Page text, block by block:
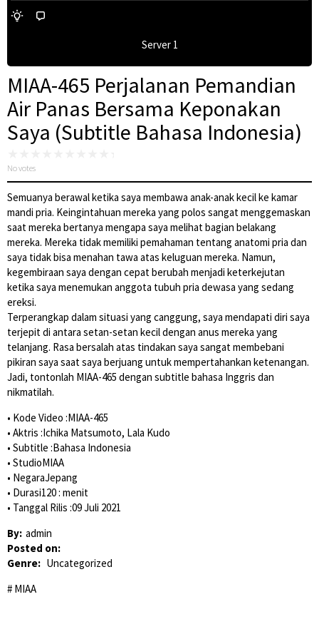
Server 1
MIAA-465 Perjalanan Pemandian
Air Panas Bersama Keponakan
Saya (Subtitle Bahasa Indonesia)
No votes
Semuanya berawal ketika saya membawa anak-anak kecil ke kamar
mandi pria. Keingintahuan mereka yang polos sangat menggemaskan
saat mereka bertanya mengapa saya melihat bagian belakang
mereka. Mereka tidak memiliki pemahaman tentang anatomi pria dan
saya tidak bisa menahan tawa atas keluguan mereka. Namun,
kegembiraan saya dengan cepat berubah menjadi keterkejutan
ketika saya menemukan anggota tubuh pria dewasa yang sedang
ereksi.
Terperangkap dalam situasi yang canggung, saya mendapati diri saya
terjepit di antara setan-setan kecil dengan anus mereka yang
telanjang. Rasa bersalah atas tindakan saya sangat membebani
pikiran saya saat saya berjuang untuk mempertahankan ketenangan.
Jadi, tontonlah MIAA-465 dengan subtitle bahasa Inggris dan
nikmatilah.
• Kode Video :MIAA-465
• Aktris :Ichika Matsumoto, Lala Kudo
• Subtitle :Bahasa Indonesia
• StudioMIAA
• NegaraJepang
• Durasi120 : menit
• Tanggal Rilis :09 Juli 2021
By: admin
Posted on:
Genre: Uncategorized
MIAA